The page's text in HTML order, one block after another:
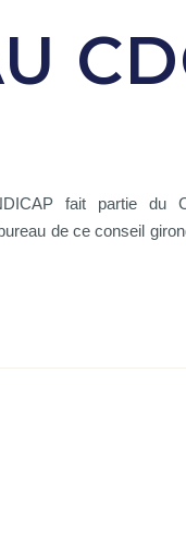
fait partie du
de ce conseil